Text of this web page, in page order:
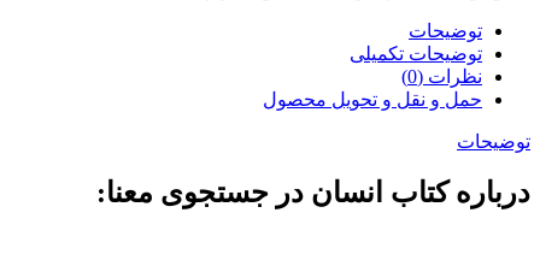
توضیحات
توضیحات تکمیلی
نظرات (0)
حمل و نقل و تحویل محصول
توضیحات
درباره کتاب انسان در جستجوی معنا: